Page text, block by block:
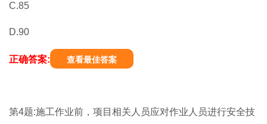
C.85
D.90
正确答案: 查看最佳答案
第4题:施工作业前，项目相关人员应对作业人员进行安全技